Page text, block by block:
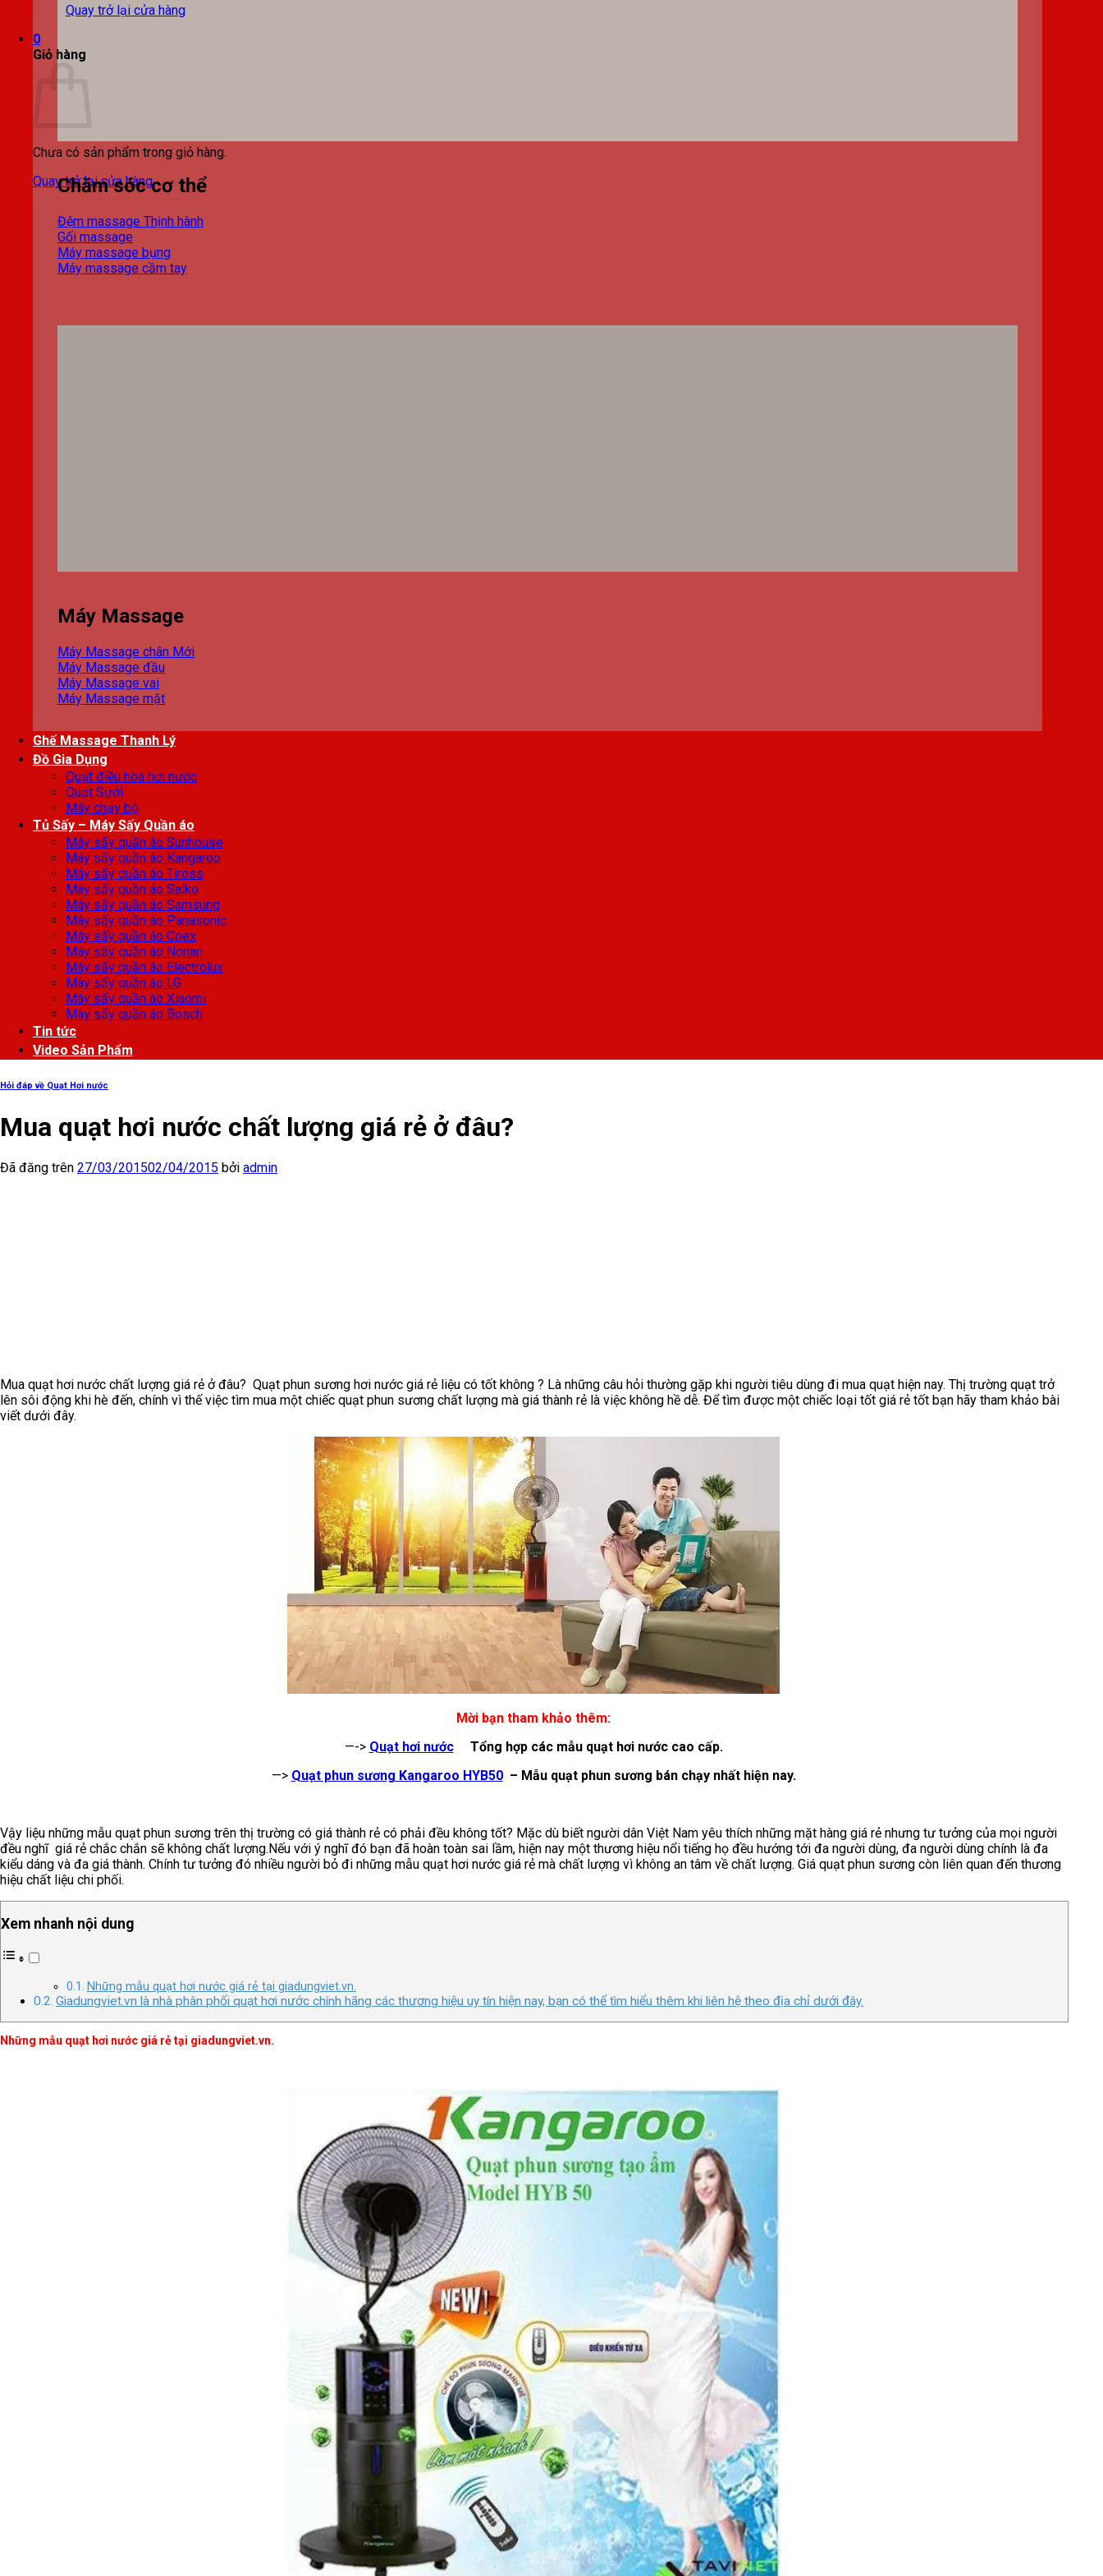
Quay trở lại cửa hàng
0
Giỏ hàng
Chưa có sản phẩm trong giỏ hàng.
Quay trở lại cửa hàng
Chăm sóc cơ thể
Đệm massage
Gối massage
Máy massage bụng
Máy massage cầm tay
Máy Massage
Máy Massage chân
Máy Massage đầu
Máy Massage vai
Máy Massage mặt
Ghế Massage Thanh Lý
Đồ Gia Dụng
Quạt điều hòa hơi nước
Quạt Sưởi
Máy chạy bộ
Tủ Sấy – Máy Sấy Quần áo
Máy sấy quần áo Sunhouse
Máy sấy quần áo Kangaroo
Máy sấy quần áo Tiross
Máy sấy quần áo Saiko
Máy sấy quần áo Samsung
Máy sấy quần áo Panasonic
Máy sấy quần áo Coex
Máy sấy quần áo Nonan
Máy sấy quần áo Electrolux
Máy sấy quần áo LG
Máy sấy quần áo Xiaomi
Máy sấy quần áo Bosch
Tin tức
Video Sản Phẩm
Hỏi đáp về Quạt Hơi nước
Mua quạt hơi nước chất lượng giá rẻ ở đâu?
Đã đăng trên 27/03/201502/04/2015 bởi admin
Mua quạt hơi nước chất lượng giá rẻ ở đâu? Quạt phun sương hơi nước giá rẻ liệu có tốt không ? Là những câu hỏi thường gặp khi người tiêu dùng đi mua quạt hiện nay. Thị trường quạt trở
lên sôi động khi hè đến, chính vì thế việc tìm mua một chiếc quạt phun sương chất lượng mà giá thành rẻ là việc không hề dễ. Để tìm được một chiếc loại tốt giá rẻ tốt bạn hãy tham khảo bài
viết dưới đây.
Mời bạn tham khảo thêm:
—-> Quạt hơi nước
Tổng hợp các mẫu quạt hơi nước cao cấp.
—> Quạt phun sương Kangaroo HYB50– Mẫu quạt phun sương bán chạy nhất hiện nay.
Vậy liệu những mẫu quạt phun sương trên thị trường có giá thành rẻ có phải đều không tốt? Mặc dù biết người dân Việt Nam yêu thích những mặt hàng giá rẻ nhưng tư tưởng của mọi người
đều nghĩ giá rẻ chắc chắn sẽ không chất lượng.Nếu với ý nghĩ đó bạn đã hoàn toàn sai lầm, hiện nay một thương hiệu nổi tiếng họ đều hướng tới đa người dùng, đa người dùng chính là đa
kiểu dáng và đa giá thành. Chính tư tưởng đó nhiều người bỏ đi những mẫu quạt hơi nước giá rẻ mà chất lượng vì không an tâm về chất lượng. Giá quạt phun sương còn liên quan đến thương
hiệu chất liệu chi phối.
Xem nhanh nội dung
Những mẫu quạt hơi nước giá rẻ tại giadungviet.vn.
Giadungviet.vn là nhà phân phối quạt hơi nước chính hãng các thương hiệu uy tín hiện nay, bạn có thể tìm hiểu thêm khi liên hệ theo địa chỉ dưới đây.
Những mẫu quạt hơi nước giá rẻ tại giadungviet.vn.